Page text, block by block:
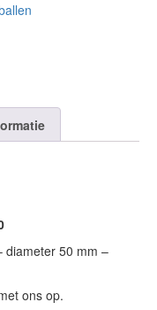
diameter 50 mm –
ons op.